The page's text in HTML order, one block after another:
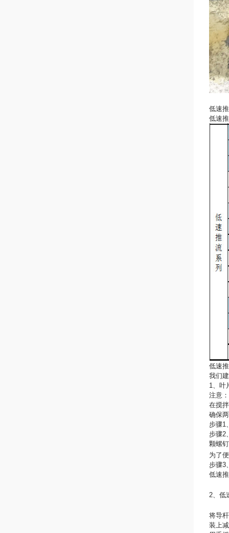
低速
低速
低速
我们
1、叶
注意：
在搅
确保
步骤1
步骤2
颗螺
为了
步骤3
低速
2、低
将导
装上